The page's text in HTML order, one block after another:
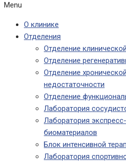
Menu
О клинике
Отделения
Отделение
Отделение
Отделение
недостаточности
Отделение
Лаборатория
Лаборатория
биоматериалов
Блок интенсивной
Лаборатория